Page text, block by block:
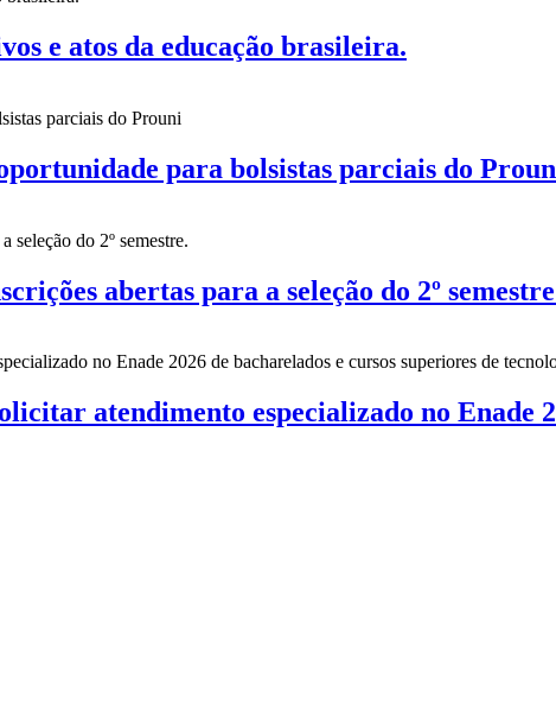
e atos da educação brasileira.
para bolsistas parciais do
abertas para a seleção do 2º
atendimento especializado no Enade